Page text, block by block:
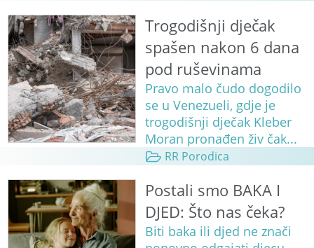
Trogodišnji dječak
spašen nakon 6 dana
pod ruševinama
Pravo malo čudo dogodilo
se u Venezueli, gdje je
trogodišnji dječak Kleber
Moran pronađen živ čak...
RR Porodica
Postali smo BAKA I
DJED: Što nas čeka?
Biti baka ili djed ne znači